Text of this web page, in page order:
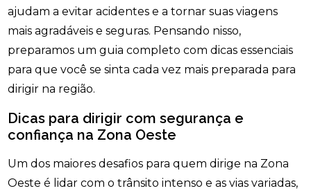
ajudam a evitar acidentes e a tornar suas viagens
mais agradáveis e seguras. Pensando nisso,
preparamos um guia completo com dicas essenciais
para que você se sinta cada vez mais preparada para
dirigir na região.
Dicas para dirigir com segurança e
confiança na Zona Oeste
Um dos maiores desafios para quem dirige na Zona
Oeste é lidar com o trânsito intenso e as vias variadas,